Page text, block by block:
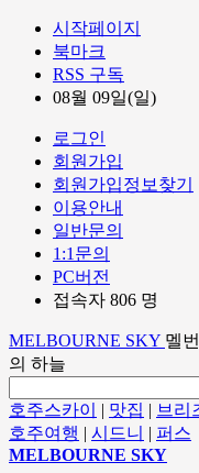
시작페이지
북마크
RSS 구독
08월 09일(일)
로그인
회원가입
회원가입정보찾기
이용안내
일반문의
1:1문의
PC버전
접속자 806 명
MELBOURNE SKY 멜
의 하늘
호주스카이 | 맛집 | 브리
호주여행 | 시드니 | 퍼스
MELBOURNE SKY